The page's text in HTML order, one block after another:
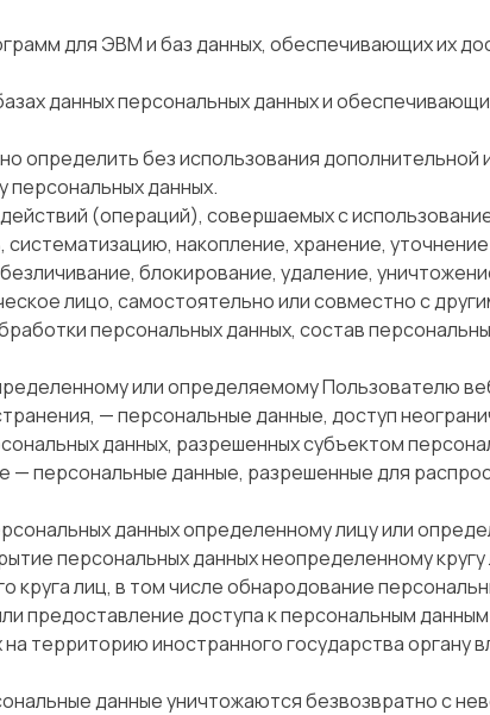
для ЭВМ и баз данных, обеспечивающих их
данных персональных данных и
определить без использования
персональных данных.
(операций), совершаемых с
накопление, хранение,
блокирование, удаление,
лицо, самостоятельно или совместно с
персональных данных, состав
или определяемому Пользователю
— персональные данные, доступ
данных, разрешенных субъектом
— персональные данные, разрешенные для
данных определенному лицу или
персональных данных неопределенному
лиц, в том числе обнародование
предоставление доступа к персональным
территорию иностранного государства органу
данные уничтожаются безвозвратно с